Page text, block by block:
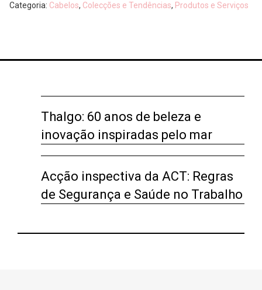
Categoria: Cabelos, Colecções e Tendências, Produtos e Serviços
Thalgo: 60 anos de beleza e
inovação inspiradas pelo mar
Acção inspectiva da ACT: Regras
de Segurança e Saúde no Trabalho